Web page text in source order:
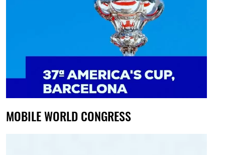
MOBILE WORLD CONGRESS